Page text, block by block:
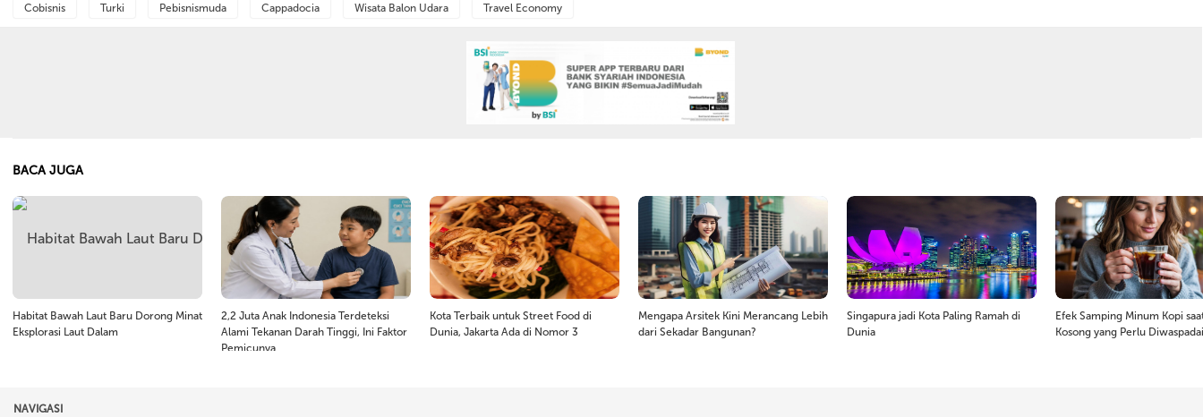
Cobisnis Turki Pebisnismuda Cappadocia Wisata Balon Udara Travel Economy
BACA JUGA
Habitat Bawah Laut Baru Dorong Minat
Eksplorasi Laut Dalam
2,2 Juta Anak Indonesia Terdeteksi
Alami Tekanan Darah Tinggi, Ini Faktor
Pemicunya
Kota Terbaik untuk Street Food di
Dunia, Jakarta Ada di Nomor 3
Mengapa Arsitek Kini Merancang Lebih
dari Sekadar Bangunan?
Singapura jadi Kota Paling Ramah di
Dunia
Efek Samping Minum Kopi
Kosong yang Perlu Diwaspadai
NAVIGASI